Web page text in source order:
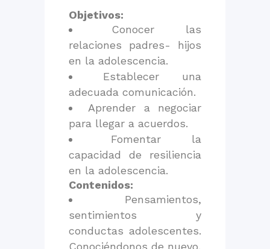
Objetivos:
Conocer las
relaciones padres- hijos
en la adolescencia.
Establecer una
adecuada comunicación.
Aprender a negociar
para llegar a acuerdos.
Fomentar la
capacidad de resiliencia
en la adolescencia.
Contenidos:
Pensamientos,
sentimientos y
conductas adolescentes.
Conociéndonos de nuevo.